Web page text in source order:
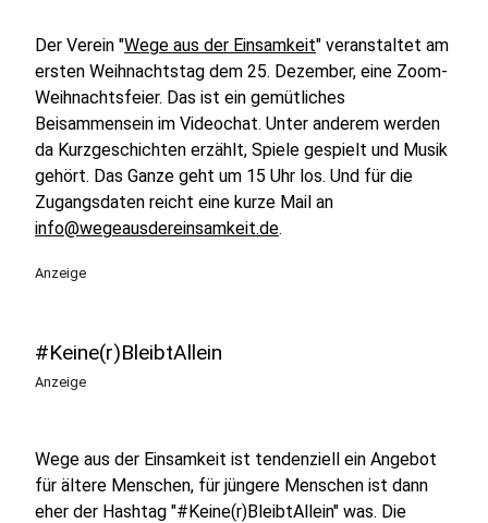
Der Verein "Wege aus der Einsamkeit" veranstaltet am
ersten Weihnachtstag dem 25. Dezember, eine Zoom-
Weihnachtsfeier. Das ist ein gemütliches
Beisammensein im Videochat. Unter anderem werden
da Kurzgeschichten erzählt, Spiele gespielt und Musik
gehört. Das Ganze geht um 15 Uhr los. Und für die
Zugangsdaten reicht eine kurze Mail an
info@wegeausdereinsamkeit.de.
Anzeige
#Keine(r)BleibtAllein
Anzeige
Wege aus der Einsamkeit ist tendenziell ein Angebot
für ältere Menschen, für jüngere Menschen ist dann
eher der Hashtag "#Keine(r)BleibtAllein" was. Die